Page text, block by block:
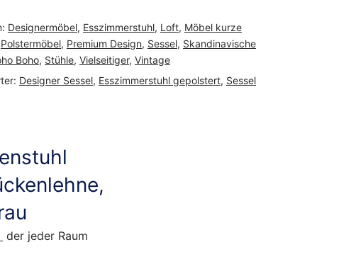
Designermöbel, Esszimmerstuhl, Loft, Möbel kurze
Polstermöbel, Premium Design, Sessel, Skandinavische
Boho, Stühle, Vielseitiger, Vintage
Designer Sessel, Esszimmerstuhl gepolstert, Sessel
der jeder Raum